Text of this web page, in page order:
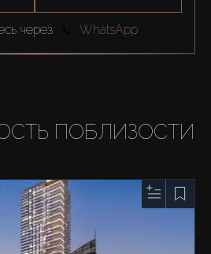
через WhatsApp
ПОБЛИЗОСТИ